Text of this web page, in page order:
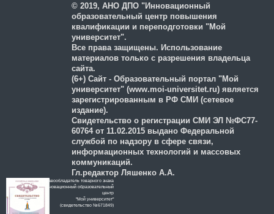
© 2019, АНО ДПО "Инновационный
образовательный центр повышения
квалификации и переподготовки "Мой
университет".
Все права защищены. Использование
материалов только с разрешения владельца
сайта.
(6+) Сайт - Образовательный портал "Мой
университет" (www.moi-universitet.ru) является
зарегистрированным в РФ СМИ (сетевое
издание).
Свидетельство о регистрации СМИ ЭЛ №ФС77-
60764 от 11.02.2015 выдано Федеральной
службой по надзору в сфере связи,
информационных технологий и массовых
коммуникаций.
Гл.редактор Ляшенко А.А.
Правообладатель товарного знака
Инновационный образовательный
цeнтр
"Мой университет"
(свидетельство №671849)